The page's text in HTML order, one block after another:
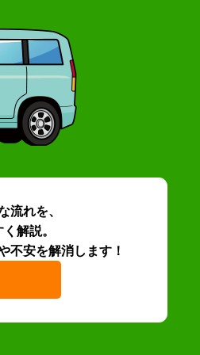
流れを、
解説。
不安を解消します！